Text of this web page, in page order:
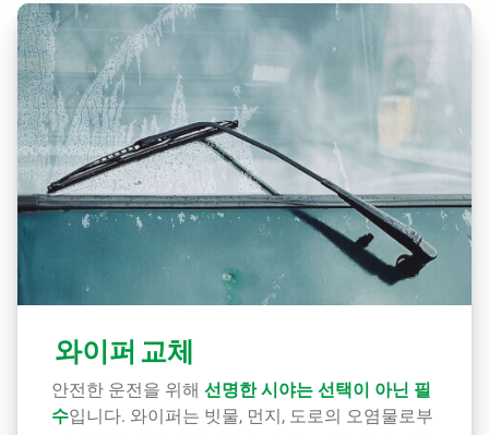
와이퍼 교체
안전한 운전을 위해 선명한 시야는 선택이 아닌 필
수입니다. 와이퍼는 빗물, 먼지, 도로의 오염물로부